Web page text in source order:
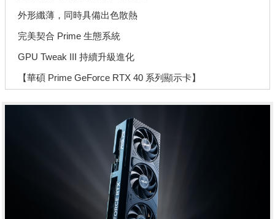
外形纖薄，同時具備出色散熱
完美契合 Prime 生態系統
GPU Tweak III 持續升級進化
【華碩 Prime GeForce RTX 40 系列顯示卡】